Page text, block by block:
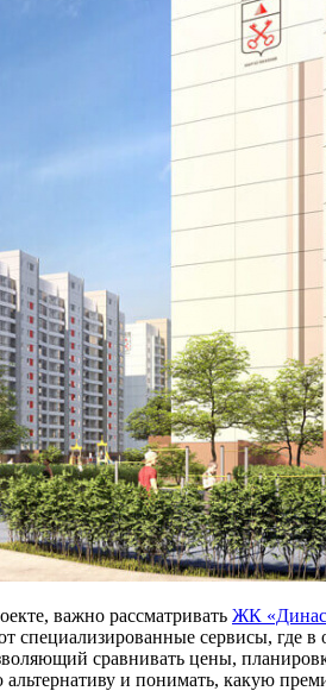
важно рассматривать ЖК
сервисы, где
сравнивать цены,
и понимать, какую